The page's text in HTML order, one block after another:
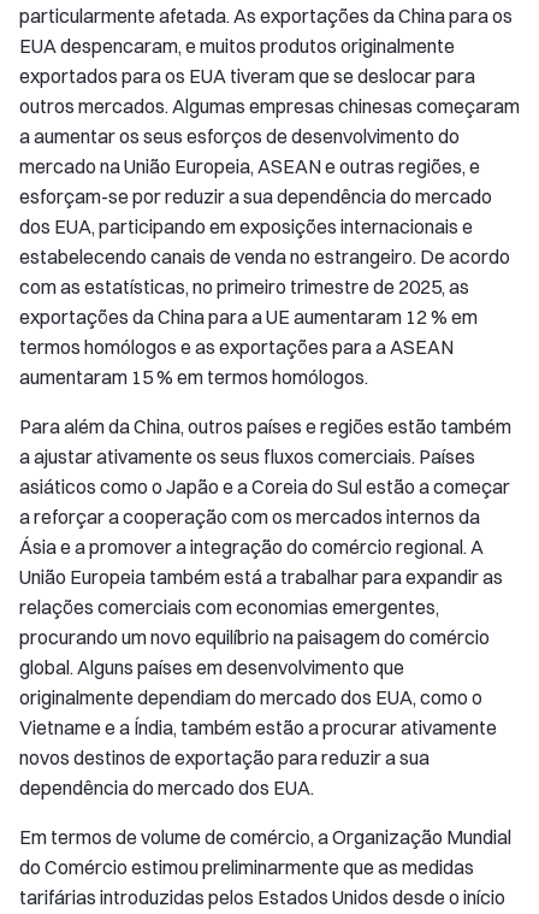
particularmente afetada. As exportações da China para os
EUA despencaram, e muitos produtos originalmente
exportados para os EUA tiveram que se deslocar para
outros mercados. Algumas empresas chinesas começaram
a aumentar os seus esforços de desenvolvimento do
mercado na União Europeia, ASEAN e outras regiões, e
esforçam-se por reduzir a sua dependência do mercado
dos EUA, participando em exposições internacionais e
estabelecendo canais de venda no estrangeiro. De acordo
com as estatísticas, no primeiro trimestre de 2025, as
exportações da China para a UE aumentaram 12 % em
termos homólogos e as exportações para a ASEAN
aumentaram 15 % em termos homólogos.
Para além da China, outros países e regiões estão também
a ajustar ativamente os seus fluxos comerciais. Países
asiáticos como o Japão e a Coreia do Sul estão a começar
a reforçar a cooperação com os mercados internos da
Ásia e a promover a integração do comércio regional. A
União Europeia também está a trabalhar para expandir as
relações comerciais com economias emergentes,
procurando um novo equilíbrio na paisagem do comércio
global. Alguns países em desenvolvimento que
originalmente dependiam do mercado dos EUA, como o
Vietname e a Índia, também estão a procurar ativamente
novos destinos de exportação para reduzir a sua
dependência do mercado dos EUA.
Em termos de volume de comércio, a Organização Mundial
do Comércio estimou preliminarmente que as medidas
tarifárias introduzidas pelos Estados Unidos desde o início